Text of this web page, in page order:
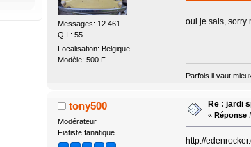
Messages: 12.461
Q.I.: 55
Localisation: Belgique
Modèle: 500 F
oui je sais, sorry
Parfois il vaut
tony500
Modérateur
Fiatiste fanatique
Re : jardi
« Réponse
http://